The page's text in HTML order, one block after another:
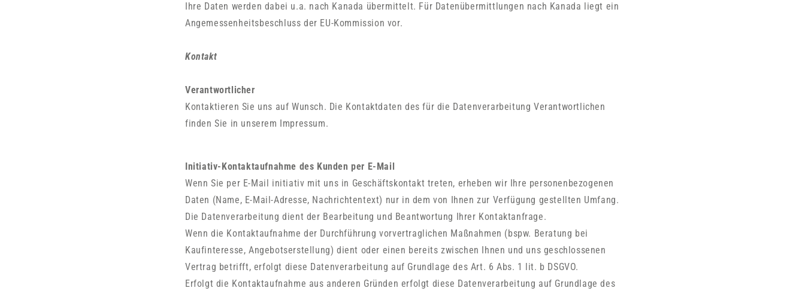
Ihre Daten werden dabei u.a. nach Kanada übermittelt. Für Datenübermittlungen nach Kanada liegt ein
Angemessenheitsbeschluss der EU-Kommission vor.
Kontakt
Verantwortlicher
Kontaktieren Sie uns auf Wunsch. Die Kontaktdaten des für die Datenverarbeitung Verantwortlichen
finden Sie in unserem Impressum.
Initiativ-Kontaktaufnahme des Kunden per E-Mail
Wenn Sie per E-Mail initiativ mit uns in Geschäftskontakt treten, erheben wir Ihre personenbezogenen
Daten (Name, E-Mail-Adresse, Nachrichtentext) nur in dem von Ihnen zur Verfügung gestellten Umfang.
Die Datenverarbeitung dient der Bearbeitung und Beantwortung Ihrer Kontaktanfrage.
Wenn die Kontaktaufnahme der Durchführung vorvertraglichen Maßnahmen (bspw. Beratung bei
Kaufinteresse, Angebotserstellung) dient oder einen bereits zwischen Ihnen und uns geschlossenen
Vertrag betrifft, erfolgt diese Datenverarbeitung auf Grundlage des Art. 6 Abs. 1 lit. b DSGVO.
Erfolgt die Kontaktaufnahme aus anderen Gründen erfolgt diese Datenverarbeitung auf Grundlage des